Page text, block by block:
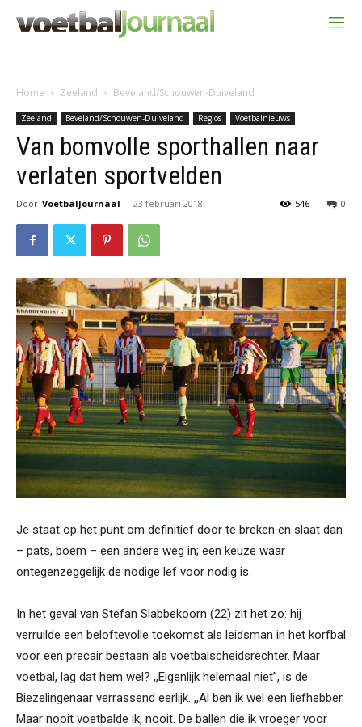
Home Zeeland Beveland/Schouwen-Duiveland
Zeeland Beveland/Schouwen-Duiveland Regios Voetbalnieuws
Van bomvolle sporthallen naar
verlaten sportvelden
Door VoetbalJournaal - 23 februari 2018 0
546
Je staat op het punt om definitief door te breken en slaat dan
– pats, boem – een andere weg in; een keuze waar
ontegenzeggelijk de nodige lef voor nodig is.
In het geval van Stefan Slabbekoorn (22) zit het zo: hij
verruilde een beloftevolle toekomst als leidsman in het korfbal
voor een precair bestaan als voetbalscheidsrechter. Maar
voetbal, lag dat hem wel? ,,Eigenlijk helemaal niet”, is de
Biezelingenaar verrassend eerlijk. ,,Al ben ik wel een liefhebber.
Maar nooit voetbalde ik, nooit. De ballen die ik vroeger voor